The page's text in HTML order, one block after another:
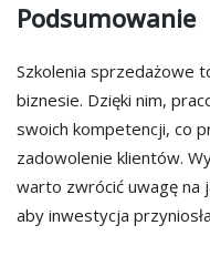
Podsumowanie
Szkolenia sprzedażowe
biznesie. Dzięki nim,
swoich kompetencji, co
zadowolenie klientów.
warto zwrócić uwagę na
aby inwestycja